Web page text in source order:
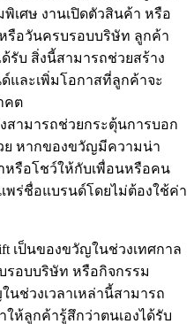
เศษ งานเปิดตัวสินค้า หรือ
รือวันครบรอบบริษัท ลูกค้า
รับ สิ่งนี้สามารถช่วยสร้าง
และเพิ่มโอกาสที่ลูกค้าจะ
คต
สามารถช่วยกระตุ้นการบอก
ย หากของขวัญมีความน่า
หรือโชว์ให้กับเพื่อนหรือคน
พร่ชื่อแบรนด์โดยไม่ต้องใช้ค่า
เป็นของขวัญในช่วงเทศกาล
รอบบริษัท หรือกิจกรรม
ช่วงเวลาเหล่านี้สามารถ
ห้ลูกค้ารู้สึกว่าตนเองได้รับ